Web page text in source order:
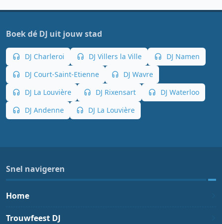
Boek dé DJ uit jouw stad
DJ Charleroi DJ Villers la Ville
DJ Namen
DJ Court-Saint-Etienne
DJ Wavre
DJ La Louvière
DJ Rixensart
DJ Waterloo
DJ Andenne
DJ La Louvière
Snel navigeren
Home
Trouwfeest DJ